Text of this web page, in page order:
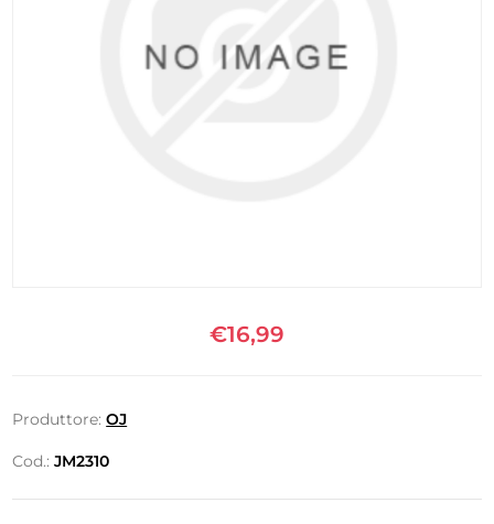
€16,99
Produttore: OJ
Cod.: JM2310